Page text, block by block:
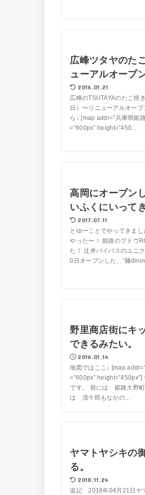
広峰ツタヤのた
ューアルオープ
2016.01.21
広峰のTSUTAYAのたこ
日）〜リニューアルオー
ら↓ [map addr=”兵庫県姫
=”600px” height=”450...
高岡にオープン
いふくにいって
2017.07.11
とゆーことでやってきま
やった〜！ 姫路のブドウ
た！ 辻井バイパスのユニ
0日オープンした、”麺
野里商店街にキ
できるみたい。
2016.01.14
地図ではここ↓ [map
=”600px” height=”450px”]
です。 前には 姫路大野
は 清十郎もなかの...
ヤマトヤシキの
る。
2018.11.24
追記 2016年04月21日ヤ